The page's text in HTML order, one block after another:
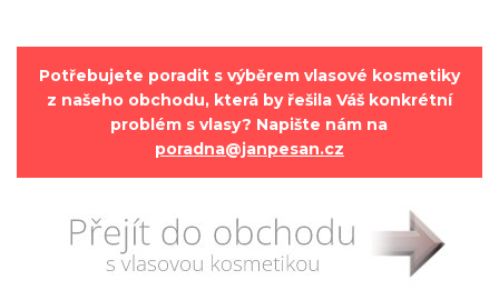
Potřebujete poradit s výběrem vlasové kosmetiky
z našeho obchodu, která by řešila Váš konkrétní
problém s vlasy? Napište nám na
poradna@janpesan.cz